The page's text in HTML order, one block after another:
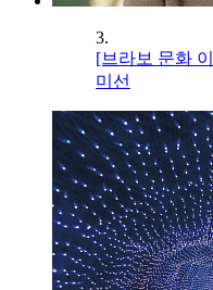
3.
[브라보 문화
미선